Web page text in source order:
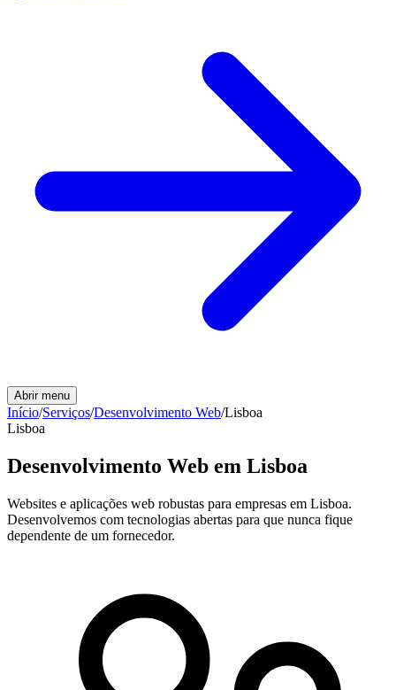
Abrir menu
Início/Serviços/Desenvolvimento Web/Lisboa
Lisboa
Desenvolvimento Web em Lisboa
Websites e aplicações web robustas para empresas em Lisboa.
Desenvolvemos com tecnologias abertas para que nunca fique
dependente de um fornecedor.